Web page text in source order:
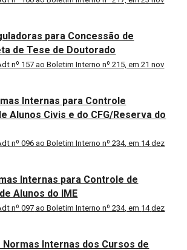
para Concessão de
de Tese de Doutorado
nº 157 ao Boletim Interno nº 215, em 21 nov
Internas para Controle
Alunos Civis e do CFG/Reserva do
nº096 ao Boletim Interno nº 234, em 14 dez
Internas para Controle de
Alunos do IME
nº097 ao Boletim Interno nº 234, em 14 dez
Normas Internas dos Cursos de